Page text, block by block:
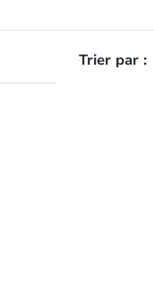
Trier par :